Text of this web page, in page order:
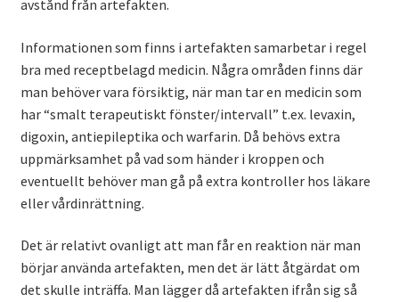
avstånd från artefakten.
Informationen som finns i artefakten samarbetar i regel
bra med receptbelagd medicin. Några områden finns där
man behöver vara försiktig, när man tar en medicin som
har “smalt terapeutiskt fönster/intervall” t.ex. levaxin,
digoxin, antiepileptika och warfarin. Då behövs extra
uppmärksamhet på vad som händer i kroppen och
eventuellt behöver man gå på extra kontroller hos läkare
eller vårdinrättning.
Det är relativt ovanligt att man får en reaktion när man
börjar använda artefakten, men det är lätt åtgärdat om
det skulle inträffa. Man lägger då artefakten ifrån sig så